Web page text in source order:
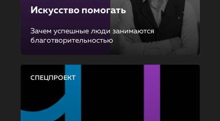
Искусство помогать
Зачем успешные люди занимаются
благотворительностью
СПЕЦПРОЕКТ